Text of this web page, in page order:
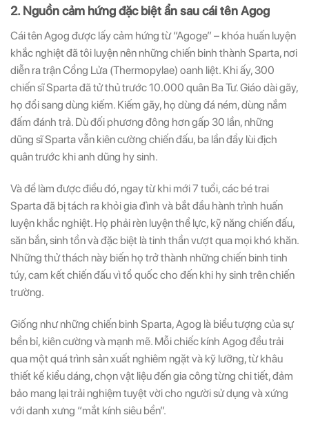
2. Nguồn cảm hứng đặc biệt ẩn sau cái tên Agog
Cái tên Agog được lấy cảm hứng từ “Agoge” – khóa huấn luyện
khắc nghiệt đã tôi luyện nên những chiến binh thành Sparta, nơi
diễn ra trận Cổng Lửa (Thermopylae) oanh liệt. Khi ấy, 300
chiến sĩ Sparta đã tử thủ trước 10.000 quân Ba Tư. Giáo dài gãy,
họ đổi sang dùng kiếm. Kiếm gãy, họ dùng đá ném, dùng nắm
đấm đánh trả. Dù đối phương đông hơn gấp 30 lần, những
dũng sĩ Sparta vẫn kiên cường chiến đấu, ba lần đẩy lùi địch
quân trước khi anh dũng hy sinh.
Và để làm được điều đó, ngay từ khi mới 7 tuổi, các bé trai
Sparta đã bị tách ra khỏi gia đình và bắt đầu hành trình huấn
luyện khắc nghiệt. Họ phải rèn luyện thể lực, kỹ năng chiến đấu,
săn bắn, sinh tồn và đặc biệt là tinh thần vượt qua mọi khó khăn.
Những thử thách này biến họ trở thành những chiến binh tinh
túy, cam kết chiến đấu vì tổ quốc cho đến khi hy sinh trên chiến
trường.
Giống như những chiến binh Sparta, Agog là biểu tượng của sự
bền bỉ, kiên cường và mạnh mẽ. Mỗi chiếc kính Agog đều trải
qua một quá trình sản xuất nghiêm ngặt và kỹ lưỡng, từ khâu
thiết kế kiểu dáng, chọn vật liệu đến gia công từng chi tiết, đảm
bảo mang lại trải nghiệm tuyệt vời cho người sử dụng và xứng
với danh xưng “mắt kính siêu bền”.